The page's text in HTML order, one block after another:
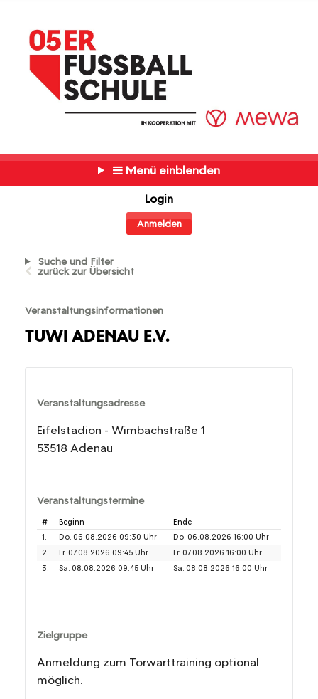
Menü einblenden
Login
Anmelden
Suche und Filter
zurück zur Übersicht
Veranstaltungsinformationen
TUWI ADENAU E.V.
Veranstaltungsadresse
Eifelstadion - Wimbachstraße 1
53518 Adenau
Veranstaltungstermine
# Beginn
Ende
1.
Do. 06.08.2026 09:30 Uhr
Do. 06.08.2026 16:00 Uhr
2.
Fr. 07.08.2026 09:45 Uhr
Fr. 07.08.2026 16:00 Uhr
3.
Sa. 08.08.2026 09:45 Uhr Sa. 08.08.2026 16:00 Uhr
Zielgruppe
Anmeldung zum Torwarttraining optional
möglich.